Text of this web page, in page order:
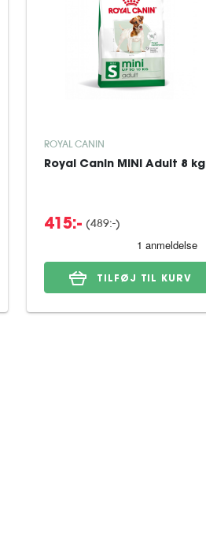
ROYAL CANIN
Royal Canin MINI Adult 8 kg
415:- (489:-)
TILFØJ TIL KURV